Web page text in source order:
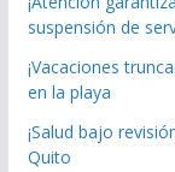
suspensión de
¡Vacaciones
en la playa
¡Salud bajo
Quito